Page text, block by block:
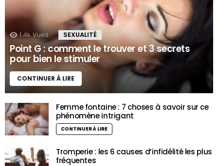
1.4k Vues SEXUALITÉ
Point G : comment le trouver et 3 secrets
pour bien le stimuler
CONTINUER À LIRE
Femme fontaine : 7 choses à savoir sur ce
phénomène intrigant
CONTINUER À LIRE
Tromperie : les 6 causes d’infidélité les plus
fréquentes